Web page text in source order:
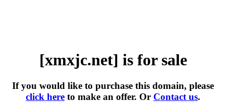
[xmxjc.net] is for sale
If you would like to purchase this domain, please
click here to make an offer. Or Contact us.